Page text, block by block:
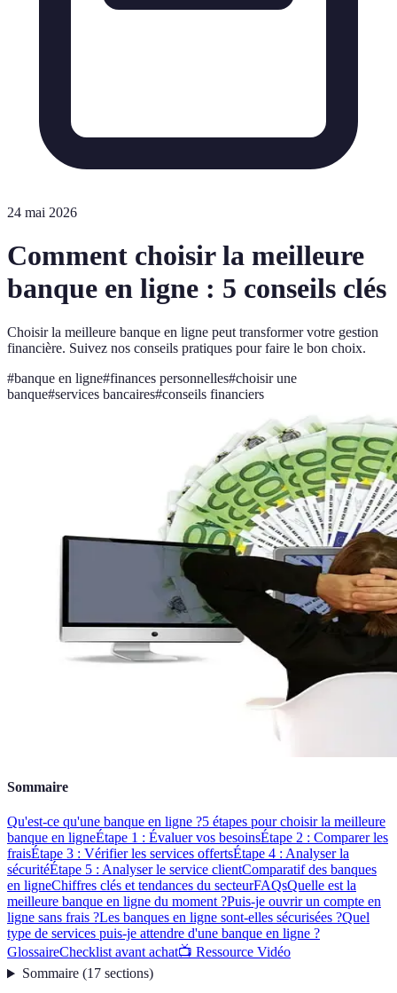
24 mai 2026
Comment choisir la meilleure
banque en ligne : 5 conseils clés
Choisir la meilleure banque en ligne peut transformer votre gestion
financière. Suivez nos conseils pratiques pour faire le bon choix.
#banque en ligne#finances personnelles#choisir une
banque#services bancaires#conseils financiers
Sommaire
Qu'est-ce qu'une banque en ligne ?5 étapes pour choisir la meilleure
banque en ligneÉtape 1 : Évaluer vos besoinsÉtape 2 : Comparer les
fraisÉtape 3 : Vérifier les services offertsÉtape 4 : Analyser la
sécuritéÉtape 5 : Analyser le service clientComparatif des banques
en ligneChiffres clés et tendances du secteurFAQsQuelle est la
meilleure banque en ligne du moment ?Puis-je ouvrir un compte en
ligne sans frais ?Les banques en ligne sont-elles sécurisées ?Quel
type de services puis-je attendre d'une banque en ligne ?
GlossaireChecklist avant achat📺 Ressource Vidéo
Sommaire(17 sections)